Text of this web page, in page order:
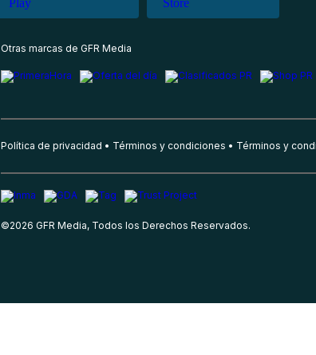
Otras marcas de GFR Media
Política de privacidad Términos y condiciones Términos y
©2026 GFR Media, Todos los Derechos Reservados.